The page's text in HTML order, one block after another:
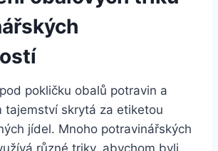
pokličku obalů potravin a
tajemství skrytá za etiketou
jídel. Mnoho potravinářských